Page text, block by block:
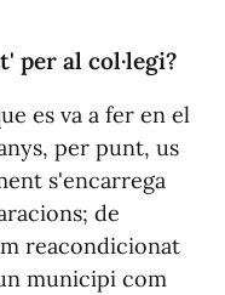
per al col·legi?
es va a fer en el
per punt, us
s'encarrega
de
reacondicionat
municipi com